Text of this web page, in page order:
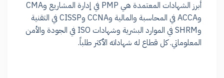
أبرز الشهادات المعتمدة هي PMP في إدارة المشاريع وCMA
وACCA في المحاسبة والمالية وCCNA وCISSP في التقنية
وSHRM في الموارد البشرية وشهادات ISO في الجودة والأمن
المعلوماتي. كل قطاع له شهاداته الأكثر طلباً.